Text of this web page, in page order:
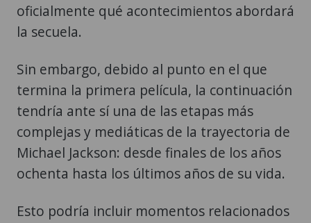
oficialmente qué acontecimientos abordará
la secuela.
Sin embargo, debido al punto en el que
termina la primera película, la continuación
tendría ante sí una de las etapas más
complejas y mediáticas de la trayectoria de
Michael Jackson: desde finales de los años
ochenta hasta los últimos años de su vida.
Esto podría incluir momentos relacionados